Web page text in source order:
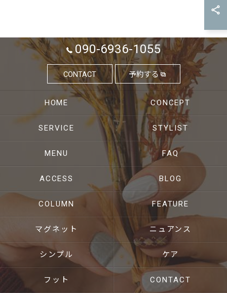
090-6936-1055
CONTACT 予約する
HOME CONCEPT
SERVICE STYLIST
MENU FAQ
ACCESS BLOG
COLUMN FEATURE
マグネット ニュアンス
シンプル ケア
フット CONTACT